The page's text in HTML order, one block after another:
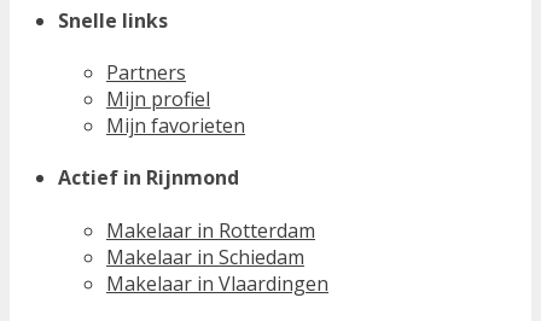
Snelle links
Partners
Mijn profiel
Mijn favorieten
Actief in Rijnmond
Makelaar in Rotterdam
Makelaar in Schiedam
Makelaar in Vlaardingen